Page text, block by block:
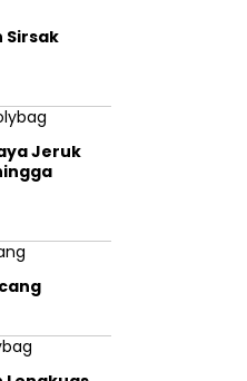
Sirsak
Jeruk